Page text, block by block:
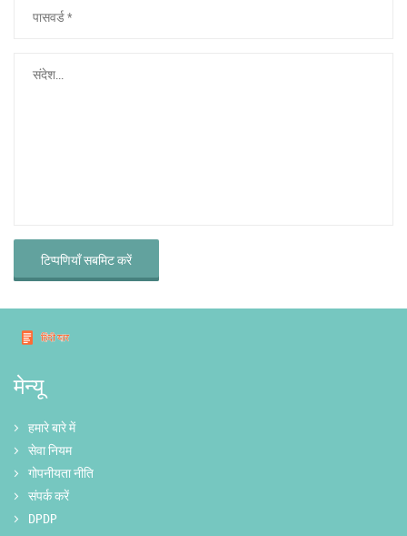
टिप्पणियाँ सबमिट करें
मेन्यू
हमारे बारे में
सेवा नियम
गोपनीयता नीति
संपर्क करें
DPDP